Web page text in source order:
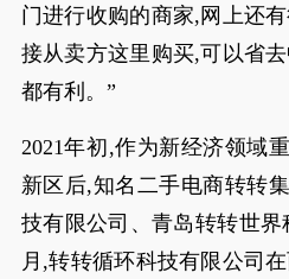
门进行收购的商家,网上还
接从卖方这里购买,可以省
都有利。”
2021年初,作为新经济领域
新区后,知名二手电商转转
技有限公司、青岛转转世界
月,转转循环科技有限公司